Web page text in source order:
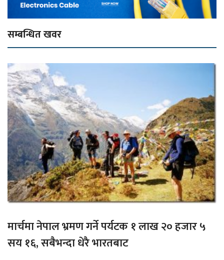
सम्बन्धित खवर
मार्चमा नेपाल भ्रमण गर्ने पर्यटक १ लाख २० हजार ५
सय १६, सबैभन्दा धेरै भारतबाट